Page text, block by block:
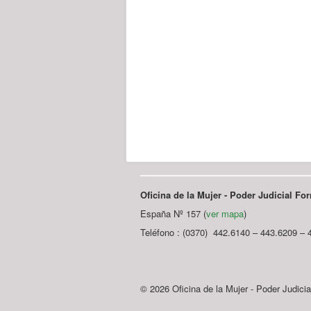
Oficina de la Mujer - Poder Judicial
España Nº 157 (ver mapa)
Teléfono : (0370) 442.6140 – 443.6209 –
© 2026 Oficina de la Mujer - Poder